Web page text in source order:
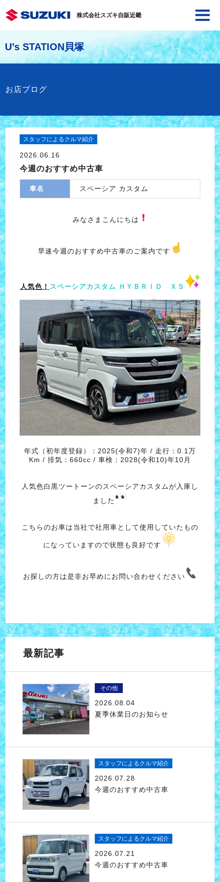
株式会社スズキ自販近畿
U’s STATION貝塚
お店ブログ
スタッフによるクルマ紹介
2026.06.16
今週のおすすめ中古車
車名 スペーシア カスタム
みなさまこんにちは
早速今週のおすすめ中古車のご案内です
人気色！ スペーシアカスタム ＨＹＢＲＩＤ ＸＳ
年式（初年度登録）：2025(令和7)年 / 走行：0.1万
Km / 排気：660cc / 車検：2028(令和10)年10月
人気色白黒ツートーンのスペーシアカスタムが入庫し
ました
こちらのお車は当社で社用車として使用していたもの
になっていますので状態も良好です
お探しの方は是非お早めにお問い合わせください
最新記事
その他
2026.08.04
夏季休業日のお知らせ
スタッフによるクルマ紹介
2026.07.28
今週のおすすめ中古車
スタッフによるクルマ紹介
2026.07.21
今週のおすすめ中古車